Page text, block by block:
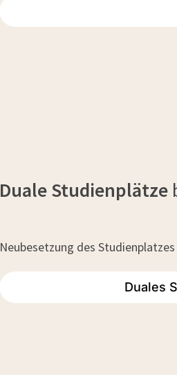
Duale Studienplätze
Neubesetzung des
Duales